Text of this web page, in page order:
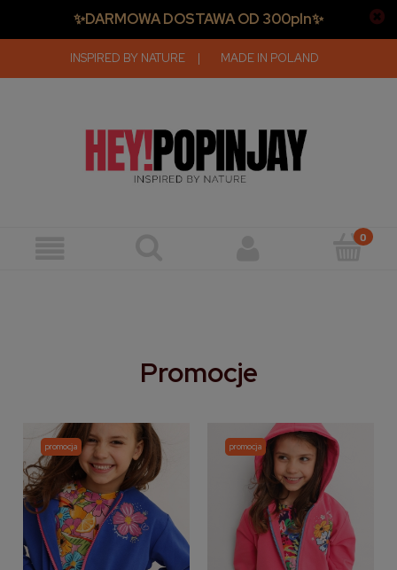
✨DARMOWA DOSTAWA OD 300pln✨
INSPIRED BY NATURE | MADE IN POLAND
Promocje
promocja promocja